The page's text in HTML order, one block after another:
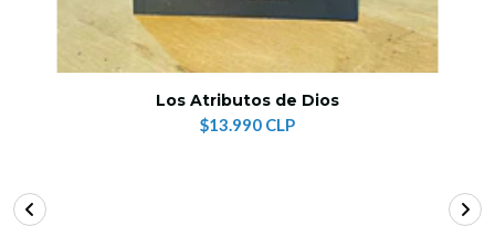
Los Atributos de Dios
$13.990 CLP